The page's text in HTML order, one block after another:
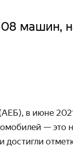
машин,
в июне
— это
достигли